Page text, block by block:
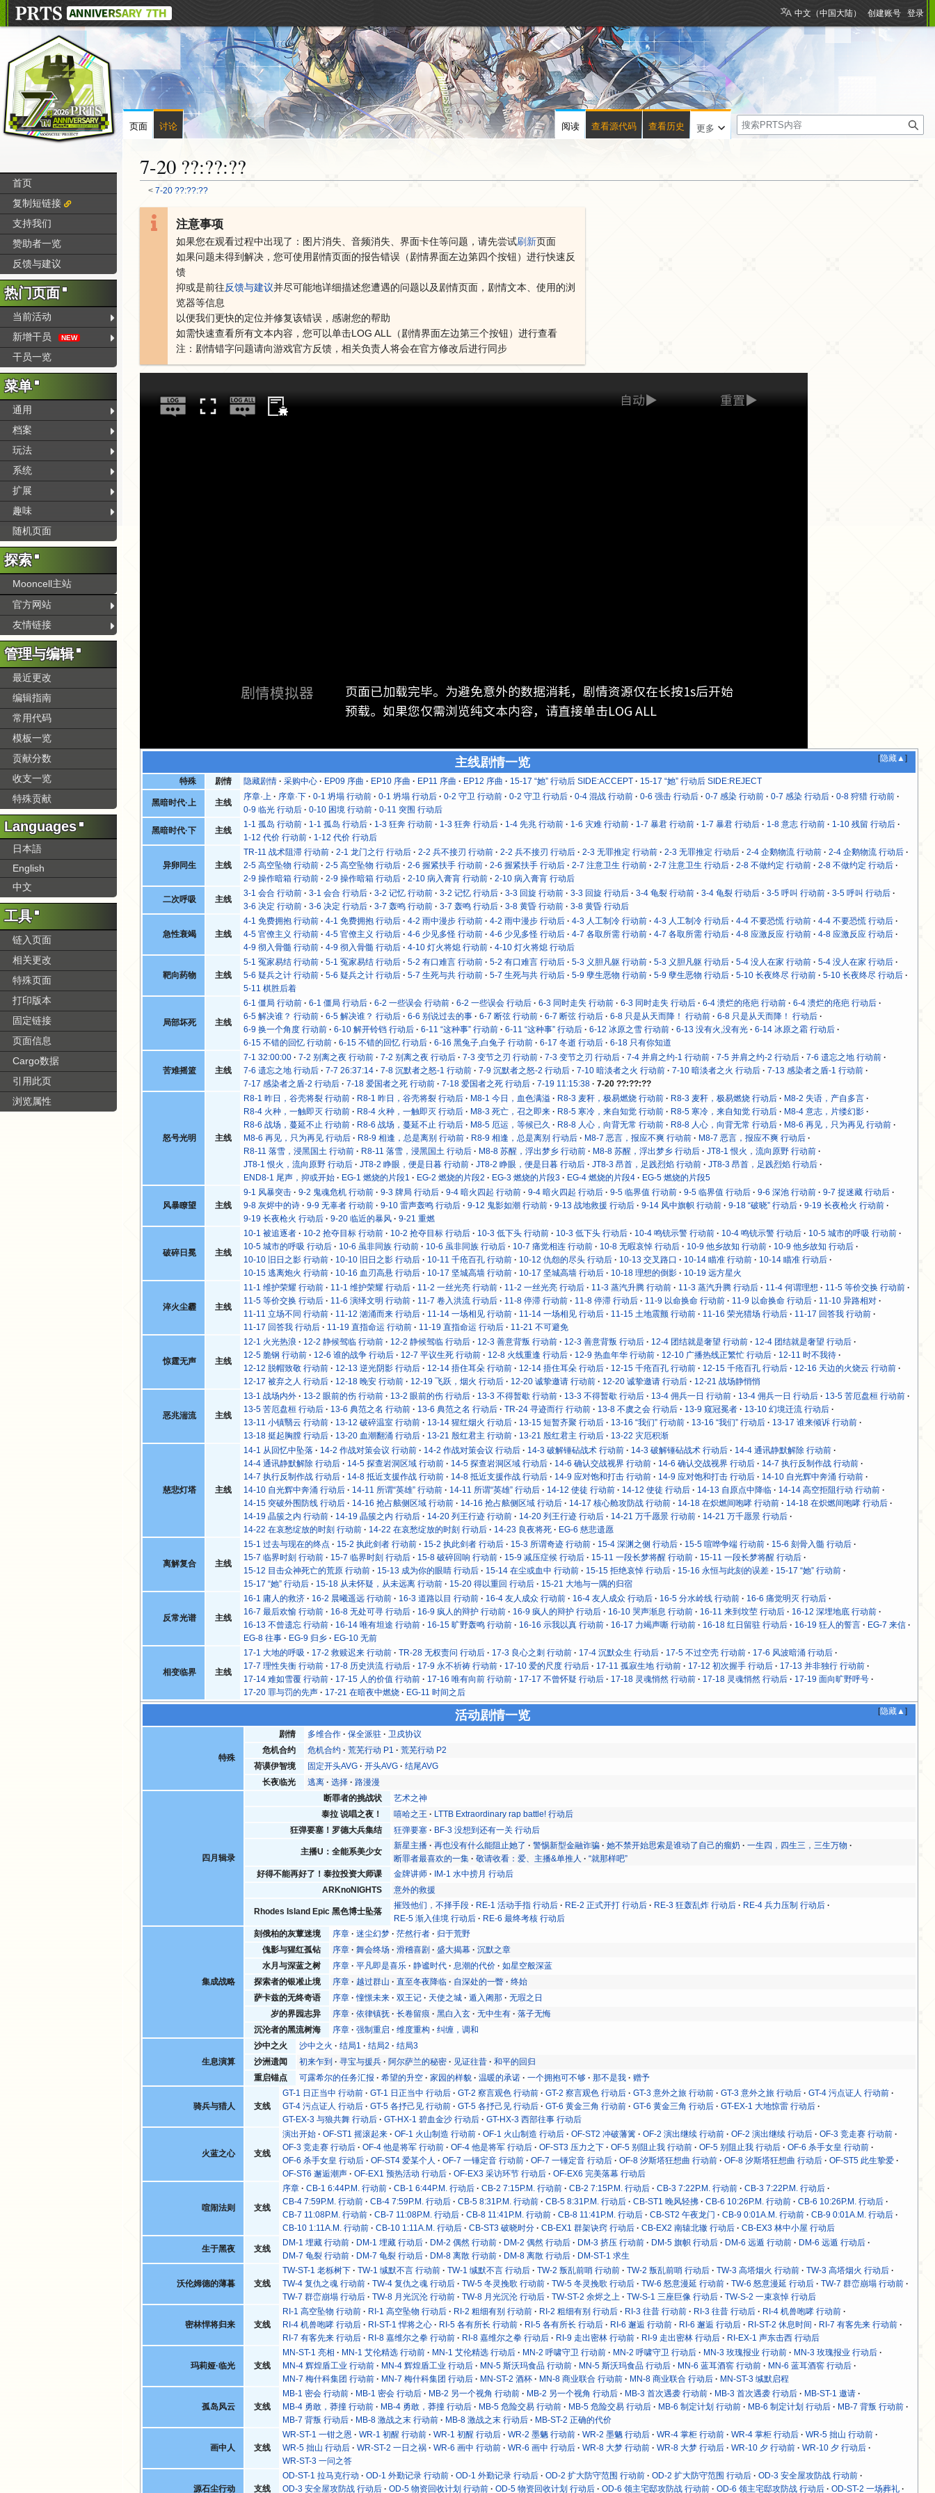
7-20 ??:??:??
< 7-20 ??:??:??
注意事项
如果您在观看过程中出现了：图片消失、音频消失、界面卡住等问题，请先尝试刷新页面
如果问题未得到解决，您可使用剧情页面的报告错误（剧情界面左边第四个按钮）进行快速反
馈
抑或是前往反馈与建议并尽可能地详细描述您遭遇的问题以及剧情页面，剧情文本、使用的浏
览器等信息
以便我们更快的定位并修复该错误，感谢您的帮助
如需快速查看所有文本内容，您可以单击LOG ALL（剧情界面左边第三个按钮）进行查看
注：剧情错字问题请向游戏官方反馈，相关负责人将会在官方修改后进行同步
剧情模拟器
页面已加载完毕。为避免意外的数据消耗，剧情资源仅在长按1s后开始
预载。如果您仅需浏览纯文本内容，请直接单击LOG ALL
[隐藏▲ ]
主线剧情一览
特殊 剧情 隐藏剧情 采购中心 EP09 序曲 EP10 序曲 EP11 序曲 EP12 序曲 15-17 “她” 行动后 SIDE:ACCEPT 15-17 “她” 行动后 SIDE:REJECT
黑暗时代·上 主线
序章·上 序章·下 0-1 坍塌 行动前 0-1 坍塌 行动后 0-2 守卫 行动前 0-2 守卫 行动后 0-4 混战 行动前 0-6 强击 行动后 0-7 感染 行动前 0-7 感染 行动后
0-8 狩猎 行动前
0-9 临光 行动后
0-10 困境 行动前 0-11 突围 行动后
黑暗时代·下 主线
1-1 孤岛 行动前 1-1 孤岛 行动后 1-3 狂奔 行动前 1-3 狂奔 行动后 1-4 先兆 行动前 1-6 灾难 行动前 1-7 暴君 行动前 1-7 暴君 行动后 1-8 意志 行动前
1-10 残留 行动后
1-12 代价 行动前
1-12 代价 行动后
异卵同生 主线
TR-11 战术阻滞 行动前 2-1 龙门之行 行动后 2-2 兵不接刃 行动前 2-2 兵不接刃 行动后 2-3 无罪推定 行动前 2-3 无罪推定 行动后 2-4 企鹅物流 行动前
2-4 企鹅物流 行动后
2-5 高空坠物 行动前
2-5 高空坠物 行动后 2-6 握紧扶手 行动前 2-6 握紧扶手 行动后 2-7 注意卫生 行动前 2-7 注意卫生 行动后 2-8 不做约定 行动前
2-8 不做约定 行动后
2-9 操作暗箱 行动前
2-9 操作暗箱 行动后 2-10 病入膏肓 行动前 2-10 病入膏肓 行动后
二次呼吸 主线
3-1 会合 行动前 3-1 会合 行动后 3-2 记忆 行动前 3-2 记忆 行动后 3-3 回旋 行动前 3-3 回旋 行动后 3-4 龟裂 行动前 3-4 龟裂 行动后 3-5 呼叫 行动前
3-5 呼叫 行动后
3-6 决定 行动前
3-6 决定 行动后 3-7 轰鸣 行动前 3-7 轰鸣 行动后 3-8 黄昏 行动前 3-8 黄昏 行动后
急性衰竭 主线
4-1 免费拥抱 行动前 4-1 免费拥抱 行动后 4-2 雨中漫步 行动前 4-2 雨中漫步 行动后 4-3 人工制冷 行动前 4-3 人工制冷 行动后 4-4 不要恐慌 行动前
4-4 不要恐慌 行动后
4-5 官僚主义 行动前
4-5 官僚主义 行动后 4-6 少见多怪 行动前 4-6 少见多怪 行动后 4-7 各取所需 行动前 4-7 各取所需 行动后 4-8 应激反应 行动前
4-8 应激反应 行动后
4-9 彻入骨髓 行动前
4-9 彻入骨髓 行动后 4-10 灯火将熄 行动前 4-10 灯火将熄 行动后
靶向药物 主线
5-1 冤家易结 行动前 5-1 冤家易结 行动后 5-2 有口难言 行动前 5-2 有口难言 行动后 5-3 义胆凡躯 行动前 5-3 义胆凡躯 行动后 5-4 没人在家 行动前
5-4 没人在家 行动后
5-6 疑兵之计 行动前
5-6 疑兵之计 行动后 5-7 生死与共 行动前 5-7 生死与共 行动后 5-9 孽生恶物 行动前 5-9 孽生恶物 行动后 5-10 长夜终尽 行动前
5-10 长夜终尽 行动后
5-11 棋胜后着
局部坏死 主线
6-1 僵局 行动前 6-1 僵局 行动后 6-2 一些误会 行动前 6-2 一些误会 行动后 6-3 同时走失 行动前 6-3 同时走失 行动后 6-4 溃烂的疮疤 行动前
6-4 溃烂的疮疤 行动后
6-5 解决谁？ 行动前
6-5 解决谁？ 行动后 6-6 别说过去的事 6-7 断弦 行动前 6-7 断弦 行动后 6-8 只是从天而降！ 行动前
6-8 只是从天而降！ 行动后
6-9 换一个角度 行动前
6-10 解开铃铛 行动后 6-11 “这种事” 行动前 6-11 “这种事” 行动后 6-12 冰原之雪 行动前 6-13 没有火,没有光
6-14 冰原之霜 行动后
6-15 不错的回忆 行动前
6-15 不错的回忆 行动后 6-16 黑兔子,白兔子 行动前 6-17 冬逝 行动后 6-18 只有你知道
苦难摇篮 主线
7-1 32:00:00 7-2 别离之夜 行动前 7-2 别离之夜 行动后 7-3 变节之刃 行动前 7-3 变节之刃 行动后 7-4 并肩之约-1 行动前 7-5 并肩之约-2 行动后
7-6 遗忘之地 行动前
7-6 遗忘之地 行动后
7-7 26:37:14 7-8 沉默者之怒-1 行动前 7-9 沉默者之怒-2 行动后 7-10 暗淡者之火 行动前 7-10 暗淡者之火 行动后
7-13 感染者之盾-1 行动前
7-17 感染者之盾-2 行动后
7-18 爱国者之死 行动前 7-18 爱国者之死 行动后 7-19 11:15:38 7-20 ??:??:??
怒号光明 主线
R8-1 昨日，谷壳将裂 行动前 R8-1 昨日，谷壳将裂 行动后 M8-1 今日，血色满溢 R8-3 麦秆，极易燃烧 行动前 R8-3 麦秆，极易燃烧 行动后
M8-2 失语，产自多言
R8-4 火种，一触即灭 行动前
R8-4 火种，一触即灭 行动后 M8-3 死亡，召之即来 R8-5 寒冷，来自知觉 行动前 R8-5 寒冷，来自知觉 行动后
M8-4 意志，片缕幻影
R8-6 战场，蔓延不止 行动前
R8-6 战场，蔓延不止 行动后 M8-5 厄运，等候已久 R8-8 人心，向背无常 行动前 R8-8 人心，向背无常 行动后
M8-6 再见，只为再见 行动前
M8-6 再见，只为再见 行动后
R8-9 相逢，总是离别 行动前 R8-9 相逢，总是离别 行动后 M8-7 恶言，报应不爽 行动前
M8-7 恶言，报应不爽 行动后
R8-11 落雪，浸黑国土 行动前
R8-11 落雪，浸黑国土 行动后 M8-8 苏醒，浮出梦乡 行动前 M8-8 苏醒，浮出梦乡 行动后
JT8-1 恨火，流向原野 行动前
JT8-1 恨火，流向原野 行动后
JT8-2 睁眼，便是日暮 行动前 JT8-2 睁眼，便是日暮 行动后 JT8-3 昂首，足践烈焰 行动前
JT8-3 昂首，足践烈焰 行动后
END8-1 尾声，抑或开始
EG-1 燃烧的片段1 EG-2 燃烧的片段2 EG-3 燃烧的片段3 EG-4 燃烧的片段4 EG-5 燃烧的片段5
风暴瞭望 主线
9-1 风暴突击 9-2 鬼魂危机 行动前 9-3 牌局 行动后 9-4 暗火四起 行动前 9-4 暗火四起 行动后 9-5 临界值 行动前 9-5 临界值 行动后 9-6 深池 行动前
9-7 捉迷藏 行动后
9-8 灰烬中的诗
9-9 无辜者 行动前 9-10 雷声轰鸣 行动后 9-12 鬼影如潮 行动前 9-13 战地救援 行动后 9-14 风中旗帜 行动前 9-18 “破晓” 行动后
9-19 长夜枪火 行动前
9-19 长夜枪火 行动后
9-20 临近的暴风 9-21 重燃
破碎日冕 主线
10-1 被追逐者 10-2 抢夺目标 行动前 10-2 抢夺目标 行动后 10-3 低下头 行动前 10-3 低下头 行动后 10-4 鸣铳示警 行动前 10-4 鸣铳示警 行动后
10-5 城市的呼吸 行动前
10-5 城市的呼吸 行动后
10-6 虽非同族 行动前 10-6 虽非同族 行动后 10-7 痛觉相连 行动前 10-8 无暇哀悼 行动后 10-9 他乡故知 行动前
10-9 他乡故知 行动后
10-10 旧日之影 行动前
10-10 旧日之影 行动后 10-11 千疮百孔 行动前 10-12 仇怨的尽头 行动后 10-13 交叉路口 10-14 瞄准 行动前
10-14 瞄准 行动后
10-15 逃离炮火 行动前
10-16 血刃高悬 行动后 10-17 坚城高墙 行动前 10-17 坚城高墙 行动后 10-18 理想的倒影 10-19 远方星火
淬火尘霾 主线
11-1 维护荣耀 行动前 11-1 维护荣耀 行动后 11-2 一丝光亮 行动前 11-2 一丝光亮 行动后 11-3 蒸汽升腾 行动前 11-3 蒸汽升腾 行动后 11-4 何谓理想
11-5 等价交换 行动前
11-5 等价交换 行动后
11-6 演绎文明 行动前 11-7 卷入洪流 行动后 11-8 停滞 行动前 11-8 停滞 行动后 11-9 以命换命 行动前 11-9 以命换命 行动后
11-10 异路相对
11-11 立场不同 行动前
11-12 汹涌而来 行动后 11-14 一场相见 行动前 11-14 一场相见 行动后 11-15 土地震颤 行动前 11-16 荣光猎场 行动后
11-17 回答我 行动前
11-17 回答我 行动后
11-19 直指命运 行动前 11-19 直指命运 行动后 11-21 不可避免
惊霆无声 主线
12-1 火光热浪 12-2 静候驾临 行动前 12-2 静候驾临 行动后 12-3 善意背叛 行动前 12-3 善意背叛 行动后 12-4 团结就是奢望 行动前
12-4 团结就是奢望 行动后
12-5 脆钢 行动前
12-6 谁的战争 行动后 12-7 平议生死 行动前 12-8 火线重逢 行动后 12-9 热血年华 行动前 12-10 广播热线正繁忙 行动后
12-11 时不我待
12-12 脱帽致敬 行动前
12-13 逆光阴影 行动后 12-14 捂住耳朵 行动前 12-14 捂住耳朵 行动后 12-15 千疮百孔 行动前 12-15 千疮百孔 行动后
12-16 天边的火烧云 行动前
12-17 被弃之人 行动后
12-18 晚安 行动前 12-19 飞跃，烟火 行动后 12-20 诚挚邀请 行动前 12-20 诚挚邀请 行动后 12-21 战场静悄悄
恶兆湍流 主线
13-1 战场内外 13-2 眼前的伤 行动前 13-2 眼前的伤 行动后 13-3 不得暂歇 行动前 13-3 不得暂歇 行动后 13-4 佣兵一日 行动前 13-4 佣兵一日 行动后
13-5 苦厄盘桓 行动前
13-5 苦厄盘桓 行动后
13-6 典范之名 行动前 13-6 典范之名 行动后 TR-24 寻迹而行 行动前 13-8 不虞之会 行动后 13-9 窥冠冕者
13-10 幻境迁流 行动后
13-11 小镇翳云 行动前
13-12 破碎温室 行动前 13-14 猩红烟火 行动后 13-15 短暂齐聚 行动后 13-16 “我们” 行动前 13-16 “我们” 行动后
13-17 谁来倾诉 行动前
13-18 挺起胸膛 行动后
13-20 血潮翻涌 行动后 13-21 殷红君主 行动前 13-21 殷红君主 行动后 13-22 灾厄积渐
慈悲灯塔 主线
14-1 从回忆中坠落 14-2 作战对策会议 行动前 14-2 作战对策会议 行动后 14-3 破解锤砧战术 行动前 14-3 破解锤砧战术 行动后
14-4 通讯静默解除 行动前
14-4 通讯静默解除 行动后
14-5 探查岩洞区域 行动前 14-5 探查岩洞区域 行动后 14-6 确认交战视界 行动前 14-6 确认交战视界 行动后
14-7 执行反制作战 行动前
14-7 执行反制作战 行动后
14-8 抵近支援作战 行动前 14-8 抵近支援作战 行动后 14-9 应对饱和打击 行动前 14-9 应对饱和打击 行动后
14-10 自光辉中奔涌 行动前
14-10 自光辉中奔涌 行动后
14-11 所谓“英雄” 行动前 14-11 所谓“英雄” 行动后 14-12 使徒 行动前 14-12 使徒 行动后 14-13 自原点中降临
14-14 高空拒阻行动 行动前
14-15 突破外围防线 行动后
14-16 抢占舷侧区域 行动前 14-16 抢占舷侧区域 行动后 14-17 核心舱攻防战 行动前 14-18 在炽燃间咆哮 行动前
14-18 在炽燃间咆哮 行动后
14-19 晶簇之内 行动前
14-19 晶簇之内 行动后 14-20 列王行迹 行动前 14-20 列王行迹 行动后 14-21 万千愿景 行动前
14-21 万千愿景 行动后
14-22 在哀愁绽放的时刻 行动前
14-22 在哀愁绽放的时刻 行动后 14-23 良夜将死 EG-6 慈悲遗愿
离解复合 主线
15-1 过去与现在的终点 15-2 执此剑者 行动前 15-2 执此剑者 行动后 15-3 所谓奇迹 行动前 15-4 深渊之侧 行动后 15-5 喧哗争端 行动前
15-6 刻骨入髓 行动后
15-7 临界时刻 行动前
15-7 临界时刻 行动后 15-8 破碎回响 行动前 15-9 减压症候 行动后 15-11 一段长梦将醒 行动前
15-11 一段长梦将醒 行动后
15-12 目击众神死亡的荒原 行动前
15-13 成为你的眼睛 行动后 15-14 在尘或血中 行动前 15-15 拒绝哀悼 行动后 15-16 永恒与此刻的误差
15-17 “她” 行动前
15-17 “她” 行动后
15-18 从未怀疑，从未远离 行动前 15-20 得以重回 行动后 15-21 大地与一隅的归宿
反常光谱 主线
16-1 庸人的救济 16-2 晨曦遥远 行动前 16-3 道路以目 行动前 16-4 友人成众 行动前 16-4 友人成众 行动后 16-5 分水岭线 行动前
16-6 痛觉明灭 行动后
16-7 最后欢愉 行动前
16-8 无处可寻 行动后 16-9 疯人的辩护 行动前 16-9 疯人的辩护 行动后 16-10 哭声渐息 行动前 16-11 来到坟茔 行动后
16-12 深埋地底 行动前
16-13 不曾遗忘 行动前
16-14 唯有坦途 行动前 16-15 旷野轰鸣 行动前 16-16 示我以真 行动前 16-17 力竭声嘶 行动前 16-18 红日留驻 行动后 16-19 狂人的誓言
EG-7 来信
EG-8 往事
EG-9 归乡 EG-10 无前
相变临界 主线
17-1 大地的呼吸 17-2 救赎迟来 行动前 TR-28 无权责问 行动后 17-3 良心之刺 行动前 17-4 沉默众生 行动后 17-5 不过空壳 行动前
17-6 风波暗涌 行动后
17-7 理性失衡 行动前
17-8 历史洪流 行动后 17-9 永不祈祷 行动前 17-10 爱的尺度 行动后 17-11 孤寂生地 行动前 17-12 初次握手 行动后
17-13 并非独行 行动前
17-14 难如雪覆 行动前
17-15 人的价值 行动前 17-16 唯有向前 行动前 17-17 不曾怀疑 行动后 17-18 灵魂悄然 行动前 17-18 灵魂悄然 行动后
17-19 面向旷野呼号
17-20 罪与罚的先声
17-21 在暗夜中燃烧
EG-11 时间之后
[隐藏▲ ]
活动剧情一览
特殊
剧情 多维合作 保全派驻
卫戍协议
危机合约
危机合约 荒芜行动 P1
荒芜行动 P2
荷谟伊智境
固定开头AVG 开头AVG
结尾AVG
长夜临光
逃离 选择 路漫漫
四月辑录
断罪者的挑战状
艺术之神
泰拉 说唱之夜！
嘻哈之王
LTTB Extraordinary rap battle! 行动后
狂弹要塞！罗德大兵集结
狂弹要塞 BF-3 没想到还有一关 行动后
主播U：全能系美少女
新星主播 再也没有什么能阻止她了 警惕新型金融诈骗 她不禁开始思索是谁动了自己的瘤奶
一生四，四生三，三生万物
断罪者最喜欢的一集
敬请收看：爱、主播&单推人
“就那样吧”
好得不能再好了！泰拉投资大师课
金牌讲师
IM-1 水中捞月 行动后
ARKnoNIGHTS
意外的救援
Rhodes Island Epic 黑色博士坠落
摧毁他们，不择手段 RE-1 活动手指 行动后 RE-2 正式开打 行动后 RE-3 狂轰乱炸 行动后
RE-4 兵力压制 行动后
RE-5 渐入佳境 行动后
RE-6 最终考核 行动后
集成战略
刻俄柏的灰蕈迷境 序章 迷尘幻梦 茫然行者
归于荒野
傀影与猩红孤钻
序章 舞会终场 滑稽喜剧 盛大揭幕
沉默之章
水月与深蓝之树
序章 平凡即是喜乐 静谧时代 息潮的代价
如星空般深蓝
探索者的银凇止境
序章 越过群山 直至冬夜降临 自深处的一瞥
终始
萨卡兹的无终奇语
序章 憧憬未来 双王记 天使之城 遁入阇那
无瑕之日
岁的界园志异
序章 依律镇抚 长卷留痕 黑白入玄 无中生有
落子无悔
沉沦者的黑流树海
序章 强制重启 维度重构 纠缠，调和
生息演算
沙中之火 沙中之火 结局1 结局2
结局3
沙洲遗闻
初来乍到 寻宝与援兵 阿尔萨兰的秘密 见证往昔
和平的回归
重启锚点
可露希尔的任务汇报 希望的升空 家园的样貌 温暖的承诺 一个拥抱可不够 那不是我 赠予
骑兵与猎人 支线
GT-1 日正当中 行动前 GT-1 日正当中 行动后 GT-2 察言观色 行动前 GT-2 察言观色 行动后 GT-3 意外之旅 行动前 GT-3 意外之旅 行动后
GT-4 污点证人 行动前
GT-4 污点证人 行动后
GT-5 各抒己见 行动前 GT-5 各抒己见 行动后 GT-6 黄金三角 行动前 GT-6 黄金三角 行动后
GT-EX-1 大地惊雷 行动后
GT-EX-3 与狼共舞 行动后
GT-HX-1 碧血金沙 行动后 GT-HX-3 西部往事 行动后
火蓝之心 支线
演出开始 OF-ST1 摇滚起来 OF-1 火山制造 行动前 OF-1 火山制造 行动后 OF-ST2 冲破藩篱 OF-2 演出继续 行动前 OF-2 演出继续 行动后
OF-3 竞走赛 行动前
OF-3 竞走赛 行动后
OF-4 他是将军 行动前 OF-4 他是将军 行动后 OF-ST3 压力之下 OF-5 别阻止我 行动前 OF-5 别阻止我 行动后
OF-6 杀手女皇 行动前
OF-6 杀手女皇 行动后
OF-ST4 爱某个人 OF-7 一锤定音 行动前 OF-7 一锤定音 行动后 OF-8 汐斯塔狂想曲 行动前 OF-8 汐斯塔狂想曲 行动后
OF-ST5 此生挚爱
OF-ST6 邂逅潮声
OF-EX1 预热活动 行动后 OF-EX3 采访环节 行动后 OF-EX6 完美落幕 行动后
喧闹法则 支线
序章 CB-1 6:44P.M. 行动前 CB-1 6:44P.M. 行动后 CB-2 7:15P.M. 行动前 CB-2 7:15P.M. 行动后 CB-3 7:22P.M. 行动前
CB-3 7:22P.M. 行动后
CB-4 7:59P.M. 行动前
CB-4 7:59P.M. 行动后 CB-5 8:31P.M. 行动前 CB-5 8:31P.M. 行动后 CB-ST1 晚风轻拂 CB-6 10:26P.M. 行动前
CB-6 10:26P.M. 行动后
CB-7 11:08P.M. 行动前
CB-7 11:08P.M. 行动后 CB-8 11:41P.M. 行动前 CB-8 11:41P.M. 行动后 CB-ST2 午夜龙门 CB-9 0:01A.M. 行动前
CB-9 0:01A.M. 行动后
CB-10 1:11A.M. 行动前
CB-10 1:11A.M. 行动后 CB-ST3 破晓时分 CB-EX1 群架诀窍 行动后 CB-EX2 南辕北辙 行动后 CB-EX3 林中小屋 行动后
生于黑夜 支线
DM-1 埋藏 行动前 DM-1 埋藏 行动后 DM-2 偶然 行动前 DM-2 偶然 行动后 DM-3 挤压 行动前 DM-5 旗帜 行动后 DM-6 远遁 行动前
DM-6 远遁 行动后
DM-7 龟裂 行动前
DM-7 龟裂 行动后 DM-8 离散 行动前 DM-8 离散 行动后 DM-ST-1 求生
沃伦姆德的薄暮 支线
TW-ST-1 老栎树下 TW-1 缄默不言 行动前 TW-1 缄默不言 行动后 TW-2 叛乱前哨 行动前 TW-2 叛乱前哨 行动后 TW-3 高塔烟火 行动前
TW-3 高塔烟火 行动后
TW-4 复仇之魂 行动前
TW-4 复仇之魂 行动后 TW-5 冬灵挽歌 行动前 TW-5 冬灵挽歌 行动后 TW-6 怒意漫延 行动前 TW-6 怒意漫延 行动后
TW-7 群峦崩塌 行动前
TW-7 群峦崩塌 行动后
TW-8 月光沉沦 行动前 TW-8 月光沉沦 行动后 TW-ST-2 余烬之上 TW-S-1 三座巨像 行动后 TW-S-2 一束哀悼 行动后
密林悍将归来 支线
RI-1 高空坠物 行动前 RI-1 高空坠物 行动后 RI-2 粗细有别 行动前 RI-2 粗细有别 行动后 RI-3 往昔 行动前 RI-3 往昔 行动后
RI-4 机兽咆哮 行动前
RI-4 机兽咆哮 行动后
RI-ST-1 悍将之心 RI-5 各有所长 行动前 RI-5 各有所长 行动后 RI-6 邂逅 行动前 RI-6 邂逅 行动后 RI-ST-2 休息时间
RI-7 有客先来 行动前
RI-7 有客先来 行动后
RI-8 嘉维尔之拳 行动前 RI-8 嘉维尔之拳 行动后 RI-9 走出密林 行动前 RI-9 走出密林 行动后 RI-EX-1 声东击西 行动后
玛莉娅·临光 支线
MN-ST-1 亮相 MN-1 艾伦精选 行动前 MN-1 艾伦精选 行动后 MN-2 呼啸守卫 行动前 MN-2 呼啸守卫 行动后 MN-3 玫瑰报业 行动前
MN-3 玫瑰报业 行动后
MN-4 辉煌盾工业 行动前
MN-4 辉煌盾工业 行动后 MN-5 斯沃玛食品 行动前 MN-5 斯沃玛食品 行动后 MN-6 蓝耳酒窖 行动前
MN-6 蓝耳酒窖 行动后
MN-7 梅什科集团 行动前
MN-7 梅什科集团 行动后 MN-ST-2 酒杯 MN-8 商业联合 行动前 MN-8 商业联合 行动后 MN-ST-3 缄默启程
孤岛风云 支线
MB-1 密会 行动前 MB-1 密会 行动后 MB-2 另一个视角 行动前 MB-2 另一个视角 行动后 MB-3 首次遇袭 行动前 MB-3 首次遇袭 行动后
MB-ST-1 邀请
MB-4 勇敢，莽撞 行动前
MB-4 勇敢，莽撞 行动后 MB-5 危险交易 行动前 MB-5 危险交易 行动后 MB-6 制定计划 行动前 MB-6 制定计划 行动后
MB-7 背叛 行动前
MB-7 背叛 行动后
MB-8 激战之末 行动前 MB-8 激战之末 行动后 MB-ST-2 正确的代价
画中人 支线
WR-ST-1 一钳之恩 WR-1 初醒 行动前 WR-1 初醒 行动后 WR-2 墨魉 行动前 WR-2 墨魉 行动后 WR-4 掌柜 行动前 WR-4 掌柜 行动后
WR-5 拙山 行动前
WR-5 拙山 行动后
WR-ST-2 一日之祸 WR-6 画中 行动前 WR-6 画中 行动后 WR-8 大梦 行动前 WR-8 大梦 行动后 WR-10 夕 行动前
WR-10 夕 行动后
WR-ST-3 一问之答
源石尘行动 支线
OD-ST-1 拉马克行动 OD-1 外勤记录 行动前 OD-1 外勤记录 行动后 OD-2 扩大防守范围 行动前 OD-2 扩大防守范围 行动后
OD-3 安全屋攻防战 行动前
OD-3 安全屋攻防战 行动后
OD-5 物资回收计划 行动前 OD-5 物资回收计划 行动后 OD-6 领主宅邸攻防战 行动前 OD-6 领主宅邸攻防战 行动后 OD-ST-2 一场葬礼
中文（中国大陆） 创建账号 登录
页面 讨论 阅读 查看源代码 查看历史 更多
搜
索
首页
复制短链接
支持我们
赞助者一览
反馈与建议
热门页面
当前活动
新增干员
NEW
干员一览
菜单
通用
档案
玩法
系统
扩展
趣味
随机页面
探索
Mooncell主站
官方网站
友情链接
管理与编辑
最近更改
编辑指南
常用代码
模板一览
贡献分数
收支一览
特殊贡献
Languages
日本語
English
中文
工具
链入页面
相关更改
特殊页面
打印版本
固定链接
页面信息
Cargo数据
引用此页
浏览属性